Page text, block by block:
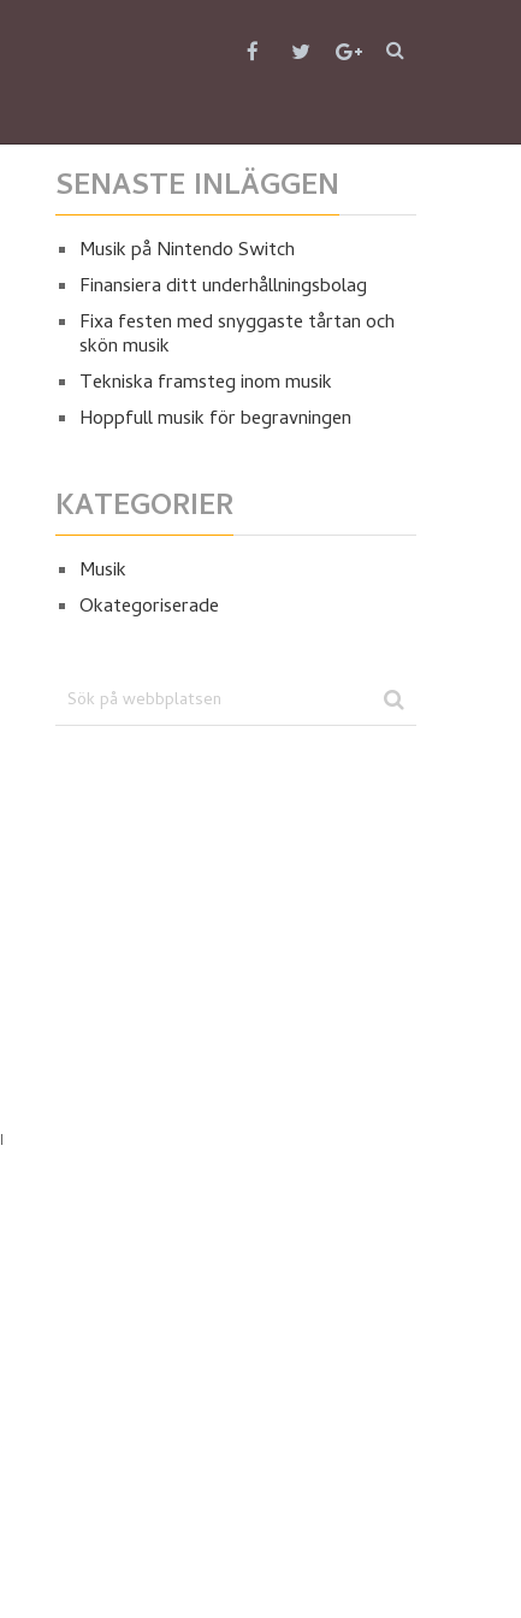
SENASTE INLÄGGEN
Musik på Nintendo Switch
Finansiera ditt underhållningsbolag
Fixa festen med snyggaste tårtan och
skön musik
Tekniska framsteg inom musik
Hoppfull musik för begravningen
KATEGORIER
Musik
Okategoriserade